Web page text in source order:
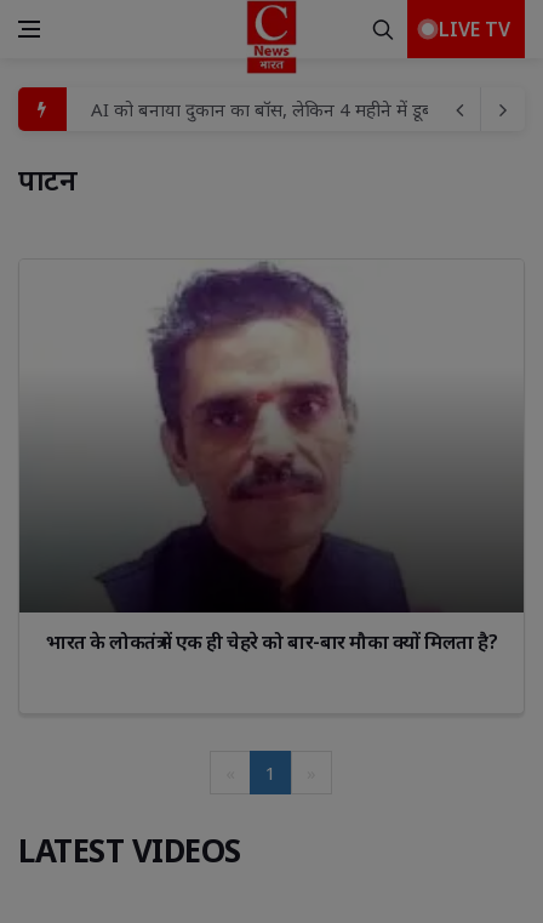
LIVE TV
AI को बनाया दुकान का बॉस, लेकिन 4 महीने में डूब गए 60 लाख
पंचायत स्तर पर विधिक सहायता क्लीनिक की स्थापना को लेकर
चिकित्सकीय परामर्श माँ और शिशु दोनों के उत्तम स्वास्थ्य के लिए
एक माह से सचिव विहीन रूपौली पंचायत,जिम्मेदारों की चुप्पी पर
सेमरिया में नशे के सौदागर पर पुलिस का शिकंजा, 545 नशीली
ओरियंटेशन डे का आयोजन किया गया
मिट्टी की खुशबू से मोबाइल की दुनिया तक: बदलती पीढ़ियों का सफर
पाटन
भारत के लोकतंत्र में एक ही चेहरे को बार-बार मौका क्यों मिलता है?
1
LATEST VIDEOS